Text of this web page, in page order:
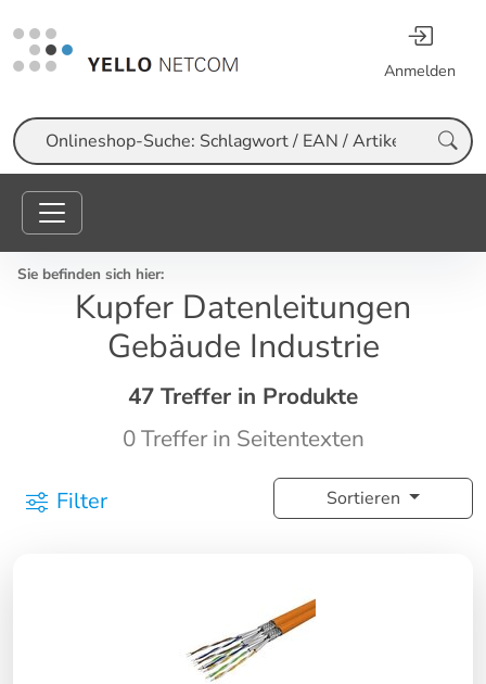
Anmelden
Suche
Sie befinden sich hier:
Kupfer Datenleitungen
Gebäude Industrie
47 Treffer in Produkte
0 Treffer in Seitentexten
Filter Sortieren